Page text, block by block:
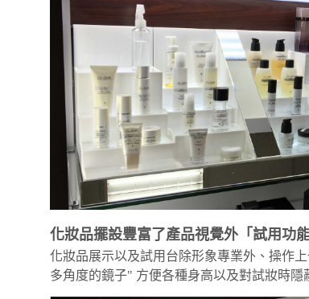
化妝品擺設豐富了產品視覺外「試用功
化妝品展示以及試用台除形象專業外、操作
多角度的鏡子" 方便各種身高以及對試妝時